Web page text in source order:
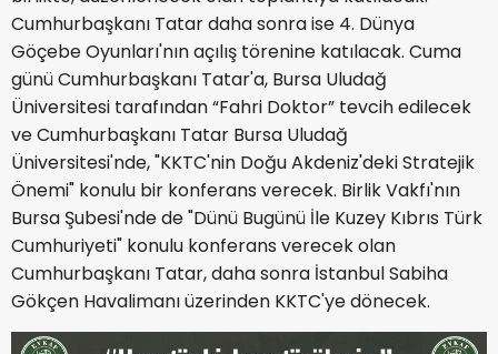
Cumhurbaşkanı Tatar daha sonra ise 4. Dünya
Göçebe Oyunları'nın açılış törenine katılacak. Cuma
günü Cumhurbaşkanı Tatar'a, Bursa Uludağ
Üniversitesi tarafından “Fahri Doktor” tevcih edilecek
ve Cumhurbaşkanı Tatar Bursa Uludağ
Üniversitesi'nde, "KKTC'nin Doğu Akdeniz'deki Stratejik
Önemi" konulu bir konferans verecek. Birlik Vakfı'nın
Bursa Şubesi'nde de "Dünü Bugünü İle Kuzey Kıbrıs Türk
Cumhuriyeti" konulu konferans verecek olan
Cumhurbaşkanı Tatar, daha sonra İstanbul Sabiha
Gökçen Havalimanı üzerinden KKTC'ye dönecek.